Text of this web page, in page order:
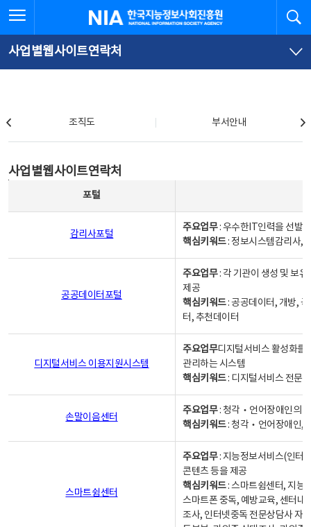
문
로
가
체
뉴
바
가
한국지능정보사회진흥원
사업별웹사이트연락처
조직도 부서안내
사업별웹사이트연락처
포털
감리사포털
주요업무: 우수한IT인력을 선발
핵심키워드: 정보시스템감리사,
공공데이터포털
주요업무: 각 기관이 생성 및 보
제공
핵심키워드: 공공데이터, 개방,
터, 추천데이터
디지털서비스 이용지원시스템
주요업무디지털서비스 활성화를
관리하는 시스템
핵심키워드: 디지털서비스 전문
손말이음센터
주요업무: 청각‧언어장애인의
핵심키워드: 청각‧언어장애인,
스마트쉼센터
주요업무: 지능정보서비스(인터
콘텐츠 등을 제공
핵심키워드: 스마트쉼센터, 지능
스마트폰 중독, 예방교육, 센터내
조사, 인터넷중독 전문상담사 자